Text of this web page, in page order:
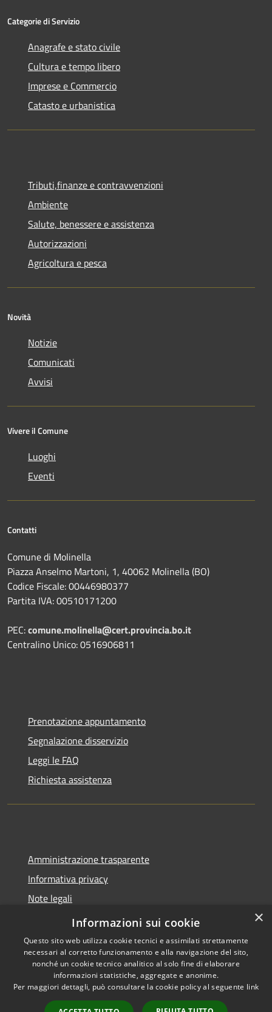
Categorie di Servizio
Anagrafe e stato civile
Cultura e tempo libero
Imprese e Commercio
Catasto e urbanistica
Tributi,finanze e contravvenzioni
Ambiente
Salute, benessere e assistenza
Autorizzazioni
Agricoltura e pesca
Novità
Notizie
Comunicati
Avvisi
Vivere il Comune
Luoghi
Eventi
Contatti
Comune di Molinella
Piazza Anselmo Martoni, 1, 40062 Molinella (BO)
Codice Fiscale: 00446980377
Partita IVA: 00510171200
PEC:comune.molinella@cert.provincia.bo.it
Centralino Unico: 0516906811
Prenotazione appuntamento
Segnalazione disservizio
Leggi le FAQ
Richiesta assistenza
Amministrazione trasparente
Informativa privacy
Note legali
Dichiarazione di accessibilità
Accessibilità
Copyright © 2026 • Comune di
Molinella • Powered by
Municipium• Accesso
×
Informazioni sui cookie
Questo sito web utilizza cookie tecnici e assimilati strettamente
necessari al corretto funzionamento e alla navigazione del sito,
nonché un cookie tecnico analitico al solo fine di elaborare
informazioni statistiche, aggregate e anonime.
Per maggiori dettagli, può consultare la cookie policy al seguente link